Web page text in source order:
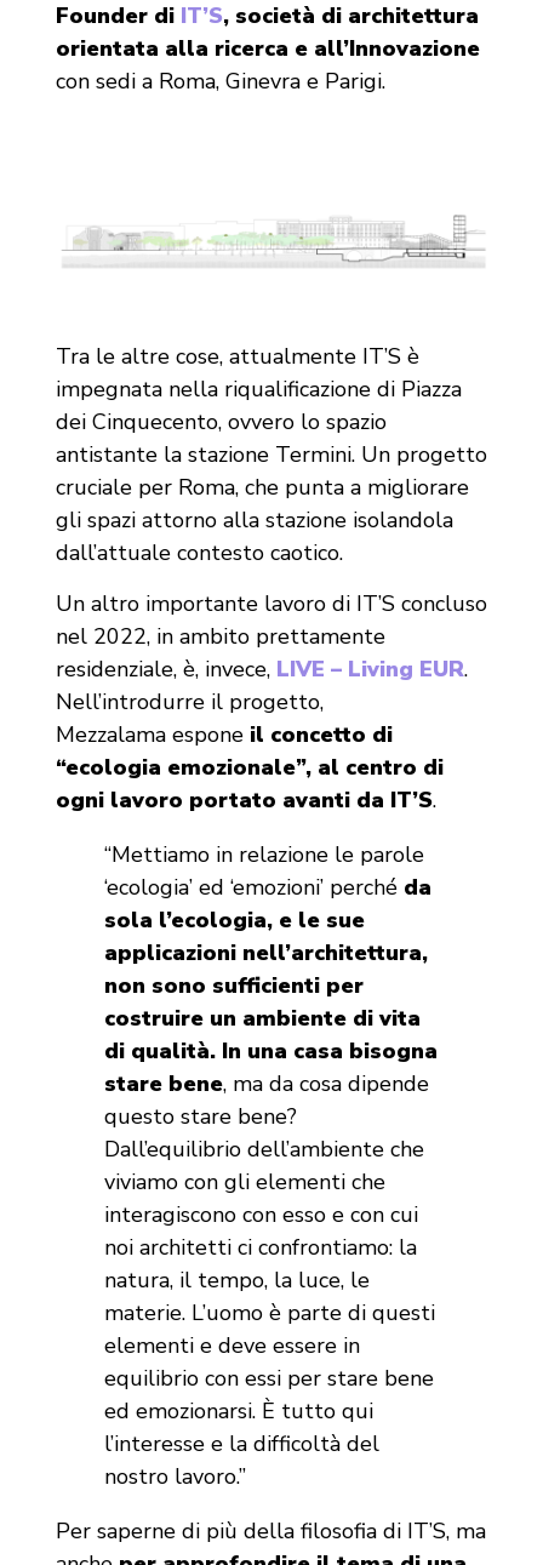
Founder di IT’S, società di architettura
orientata alla ricerca e all’Innovazione
con sedi a Roma, Ginevra e Parigi.
Tra le altre cose, attualmente IT’S è
impegnata nella riqualificazione di Piazza
dei Cinquecento, ovvero lo spazio
antistante la stazione Termini. Un progetto
cruciale per Roma, che punta a migliorare
gli spazi attorno alla stazione isolandola
dall’attuale contesto caotico.
Un altro importante lavoro di IT’S concluso
nel 2022, in ambito prettamente
residenziale, è, invece, LIVE – Living EUR.
Nell’introdurre il progetto,
Mezzalama espone il concetto di
“ecologia emozionale”, al centro di
ogni lavoro portato avanti da IT’S.
“Mettiamo in relazione le parole
‘ecologia’ ed ‘emozioni’ perché da
sola l’ecologia, e le sue
applicazioni nell’architettura,
non sono sufficienti per
costruire un ambiente di vita
di qualità. In una casa bisogna
stare bene, ma da cosa dipende
questo stare bene?
Dall’equilibrio dell’ambiente che
viviamo con gli elementi che
interagiscono con esso e con cui
noi architetti ci confrontiamo: la
natura, il tempo, la luce, le
materie. L’uomo è parte di questi
elementi e deve essere in
equilibrio con essi per stare bene
ed emozionarsi. È tutto qui
l’interesse e la difficoltà del
nostro lavoro.”
Per saperne di più della filosofia di IT’S, ma